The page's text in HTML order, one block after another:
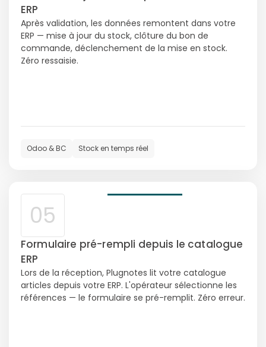
ERP
Après validation, les données remontent dans votre
ERP — mise à jour du stock, clôture du bon de
commande, déclenchement de la mise en stock.
Zéro ressaisie.
Odoo & BC Stock en temps réel
05
Formulaire pré-rempli depuis le catalogue
ERP
Lors de la réception, Plugnotes lit votre catalogue
articles depuis votre ERP. L'opérateur sélectionne les
références — le formulaire se pré-remplit. Zéro erreur.